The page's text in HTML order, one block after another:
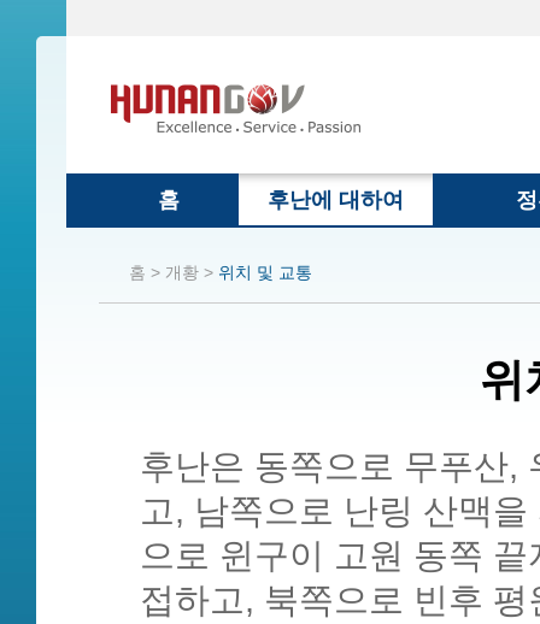
홈 후난에 대하여
홈 > 개황 > 위치 및 교통
위
후난은 동쪽으로 무푸산,
고, 남쪽으로 난링 산맥
으로 윈구이 고원 동쪽
접하고, 북쪽으로 빈후